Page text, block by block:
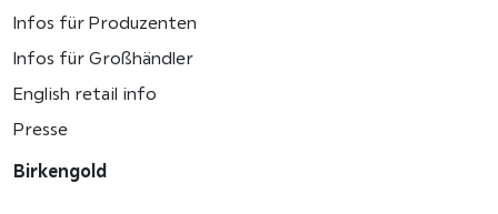
Infos für Produzenten
Infos für Großhändler
English retail info
Presse
Birkengold